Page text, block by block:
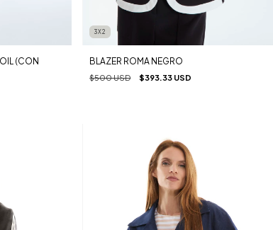
(CON
3X2
BLAZER ROMA NEGRO
$500 USD $393.33 USD